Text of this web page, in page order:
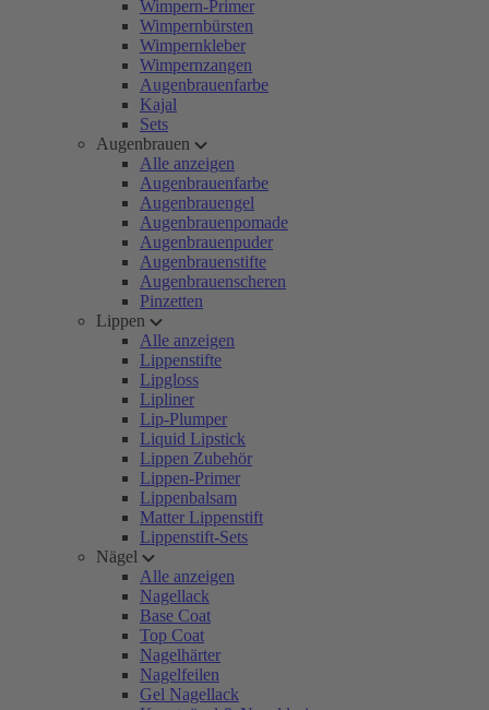
Wimpern-Primer
Wimpernbürsten
Wimpernkleber
Wimpernzangen
Augenbrauenfarbe
Kajal
Sets
Augenbrauen
Alle anzeigen
Augenbrauenfarbe
Augenbrauengel
Augenbrauenpomade
Augenbrauenpuder
Augenbrauenstifte
Augenbrauenscheren
Pinzetten
Lippen
Alle anzeigen
Lippenstifte
Lipgloss
Lipliner
Lip-Plumper
Liquid Lipstick
Lippen Zubehör
Lippen-Primer
Lippenbalsam
Matter Lippenstift
Lippenstift-Sets
Nägel
Alle anzeigen
Nagellack
Base Coat
Top Coat
Nagelhärter
Nagelfeilen
Gel Nagellack